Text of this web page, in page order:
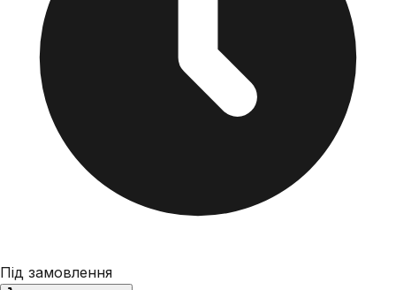
Під замовлення